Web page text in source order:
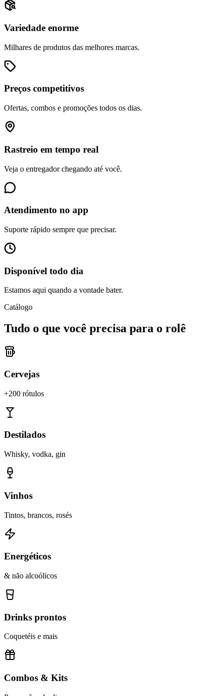
Variedade enorme
Milhares de produtos das melhores marcas.
Preços competitivos
Ofertas, combos e promoções todos os dias.
Rastreio em tempo real
Veja o entregador chegando até você.
Atendimento no app
Suporte rápido sempre que precisar.
Disponível todo dia
Estamos aqui quando a vontade bater.
Catálogo
Tudo o que você precisa para o rolê
Cervejas
+200 rótulos
Destilados
Whisky, vodka, gin
Vinhos
Tintos, brancos, rosés
Energéticos
& não alcoólicos
Drinks prontos
Coquetéis e mais
Combos & Kits